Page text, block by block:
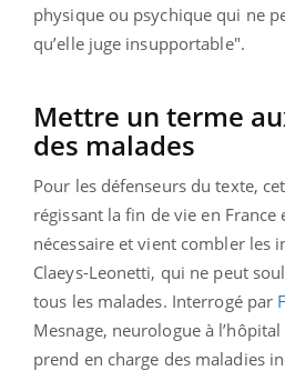
physique ou psychique qui ne
qu’elle juge insupportable".
Mettre un terme
des malades
Pour les défenseurs du texte,
régissant la fin de vie en France
nécessaire et vient combler les
Claeys-Leonetti, qui ne peut
tous les malades. Interrogé par
Mesnage, neurologue à
prend en charge des maladies